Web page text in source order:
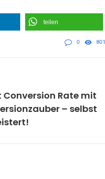
teilen
0 801
Conversion Rate mit
– selbst